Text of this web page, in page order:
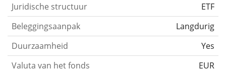
Juridische structuur
ETF
Beleggingsaanpak
Langdurig
Duurzaamheid
Yes
Valuta van het fonds
EUR